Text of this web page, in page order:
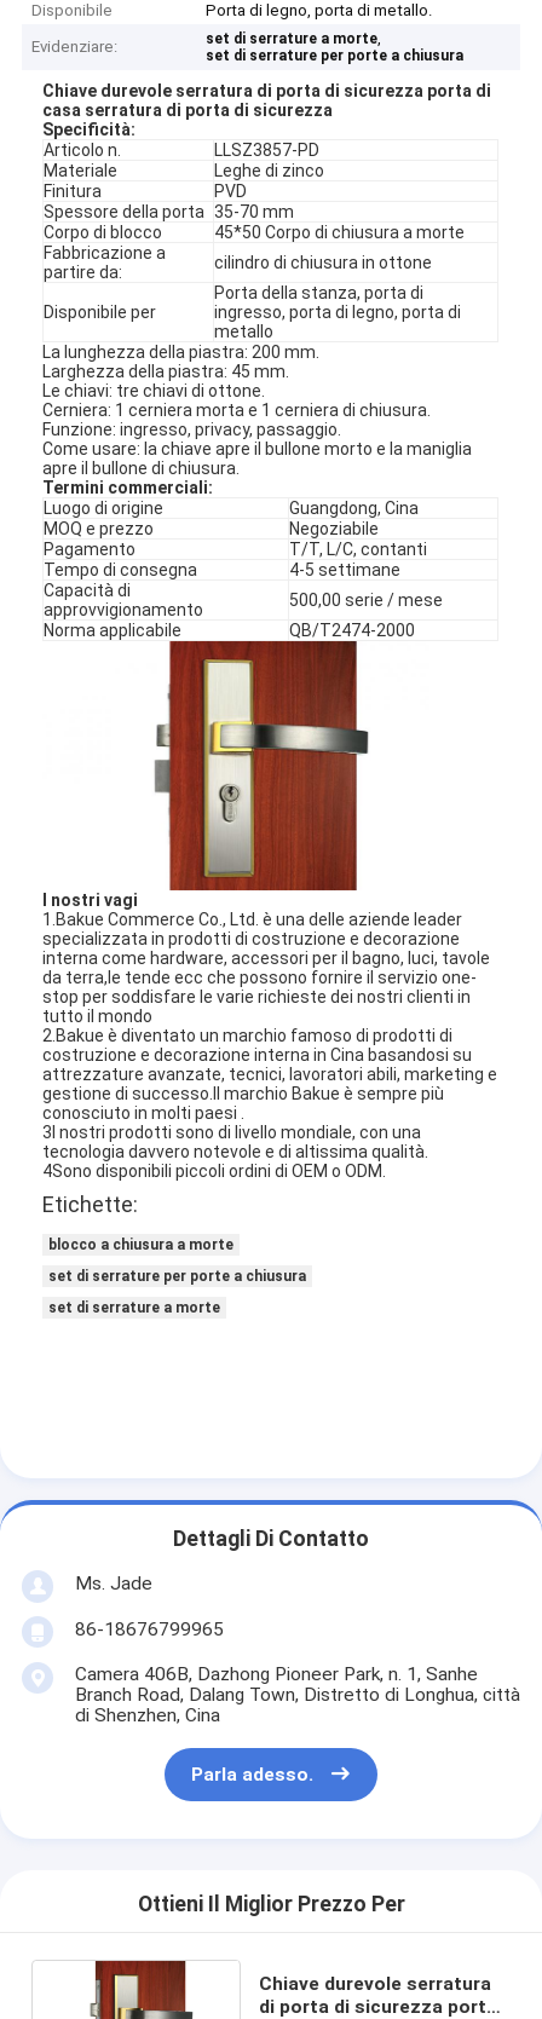
Su di noi
visita della fabbrica
Notizie
handlesets della porta di entrata
Disponibile
Porta di legno, porta di metallo.
Evidenziare:
set di serrature a morte,
set di serrature per porte a chiusura
Chiave durevole serratura di porta di sicurezza porta di
casa serratura di porta di sicurezza
Specificità:
Articolo n.
LLSZ3857-PD
Materiale
Leghe di zinco
Finitura
PVD
Spessore della porta 35-70 mm
Corpo di blocco
45*50 Corpo di chiusura a morte
Fabbricazione a
partire da:
cilindro di chiusura in ottone
Disponibile per
Porta della stanza, porta di
ingresso, porta di legno, porta di
metallo
La lunghezza della piastra: 200 mm.
Larghezza della piastra: 45 mm.
Le chiavi: tre chiavi di ottone.
Cerniera: 1 cerniera morta e 1 cerniera di chiusura.
Funzione: ingresso, privacy, passaggio.
Come usare: la chiave apre il bullone morto e la maniglia
apre il bullone di chiusura.
Termini commerciali:
Luogo di origine
Guangdong, Cina
MOQ e prezzo
Negoziabile
Pagamento
T/T, L/C, contanti
Tempo di consegna
4-5 settimane
Capacità di
approvvigionamento
500,00 serie / mese
Norma applicabile
QB/T2474-2000
I nostri vagi
1.Bakue Commerce Co., Ltd. è una delle aziende leader
specializzata in prodotti di costruzione e decorazione
interna come hardware, accessori per il bagno, luci, tavole
da terra,le tende ecc che possono fornire il servizio one-
stop per soddisfare le varie richieste dei nostri clienti in
tutto il mondo
2.Bakue è diventato un marchio famoso di prodotti di
costruzione e decorazione interna in Cina basandosi su
attrezzature avanzate, tecnici, lavoratori abili, marketing e
gestione di successo.Il marchio Bakue è sempre più
conosciuto in molti paesi .
3I nostri prodotti sono di livello mondiale, con una
tecnologia davvero notevole e di altissima qualità.
4Sono disponibili piccoli ordini di OEM o ODM.
Etichette:
blocco a chiusura a morte
set di serrature per porte a chiusura
set di serrature a morte
Dettagli Di Contatto
Ms. Jade
86-18676799965
Camera 406B, Dazhong Pioneer Park, n. 1, Sanhe
Branch Road, Dalang Town, Distretto di Longhua, città
di Shenzhen, Cina
Parla adesso.
Ottieni Il Miglior Prezzo Per
Chiave durevole serratura
di porta di sicurezza porta